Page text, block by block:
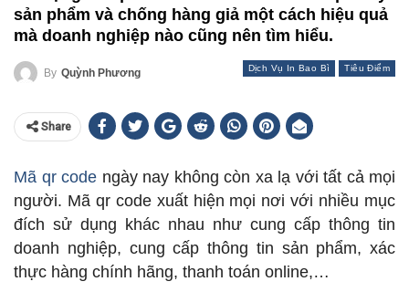
sản phẩm và chống hàng giả một cách hiệu quả
mà doanh nghiệp nào cũng nên tìm hiểu.
Dịch Vụ In Bao Bì Tiêu Điểm
By Quỳnh Phương
Share
Mã qr code ngày nay không còn xa lạ với tất cả mọi
người. Mã qr code xuất hiện mọi nơi với nhiều mục
đích sử dụng khác nhau như cung cấp thông tin
doanh nghiệp, cung cấp thông tin sản phẩm, xác
thực hàng chính hãng, thanh toán online,…